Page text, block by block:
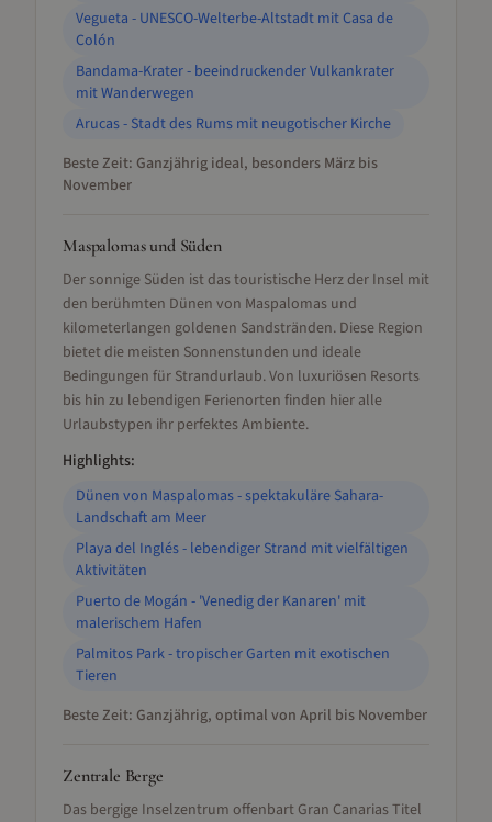
Vegueta - UNESCO-Welterbe-Altstadt mit Casa de
Colón
Bandama-Krater - beeindruckender Vulkankrater
mit Wanderwegen
Arucas - Stadt des Rums mit neugotischer Kirche
Beste Zeit: Ganzjährig ideal, besonders März bis
November
Maspalomas und Süden
Der sonnige Süden ist das touristische Herz der Insel mit
den berühmten Dünen von Maspalomas und
kilometerlangen goldenen Sandstränden. Diese Region
bietet die meisten Sonnenstunden und ideale
Bedingungen für Strandurlaub. Von luxuriösen Resorts
bis hin zu lebendigen Ferienorten finden hier alle
Urlaubstypen ihr perfektes Ambiente.
Highlights:
Dünen von Maspalomas - spektakuläre Sahara-
Landschaft am Meer
Playa del Inglés - lebendiger Strand mit vielfältigen
Aktivitäten
Puerto de Mogán - 'Venedig der Kanaren' mit
malerischem Hafen
Palmitos Park - tropischer Garten mit exotischen
Tieren
Beste Zeit: Ganzjährig, optimal von April bis November
Zentrale Berge
Das bergige Inselzentrum offenbart Gran Canarias Titel